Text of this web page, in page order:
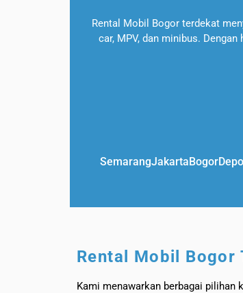
Rental Mobil Bogor terdekat
car, MPV, dan minibus.
SemarangJakartaBogor
Rental Mobil Bogor
Kami menawarkan berbagai pilihan